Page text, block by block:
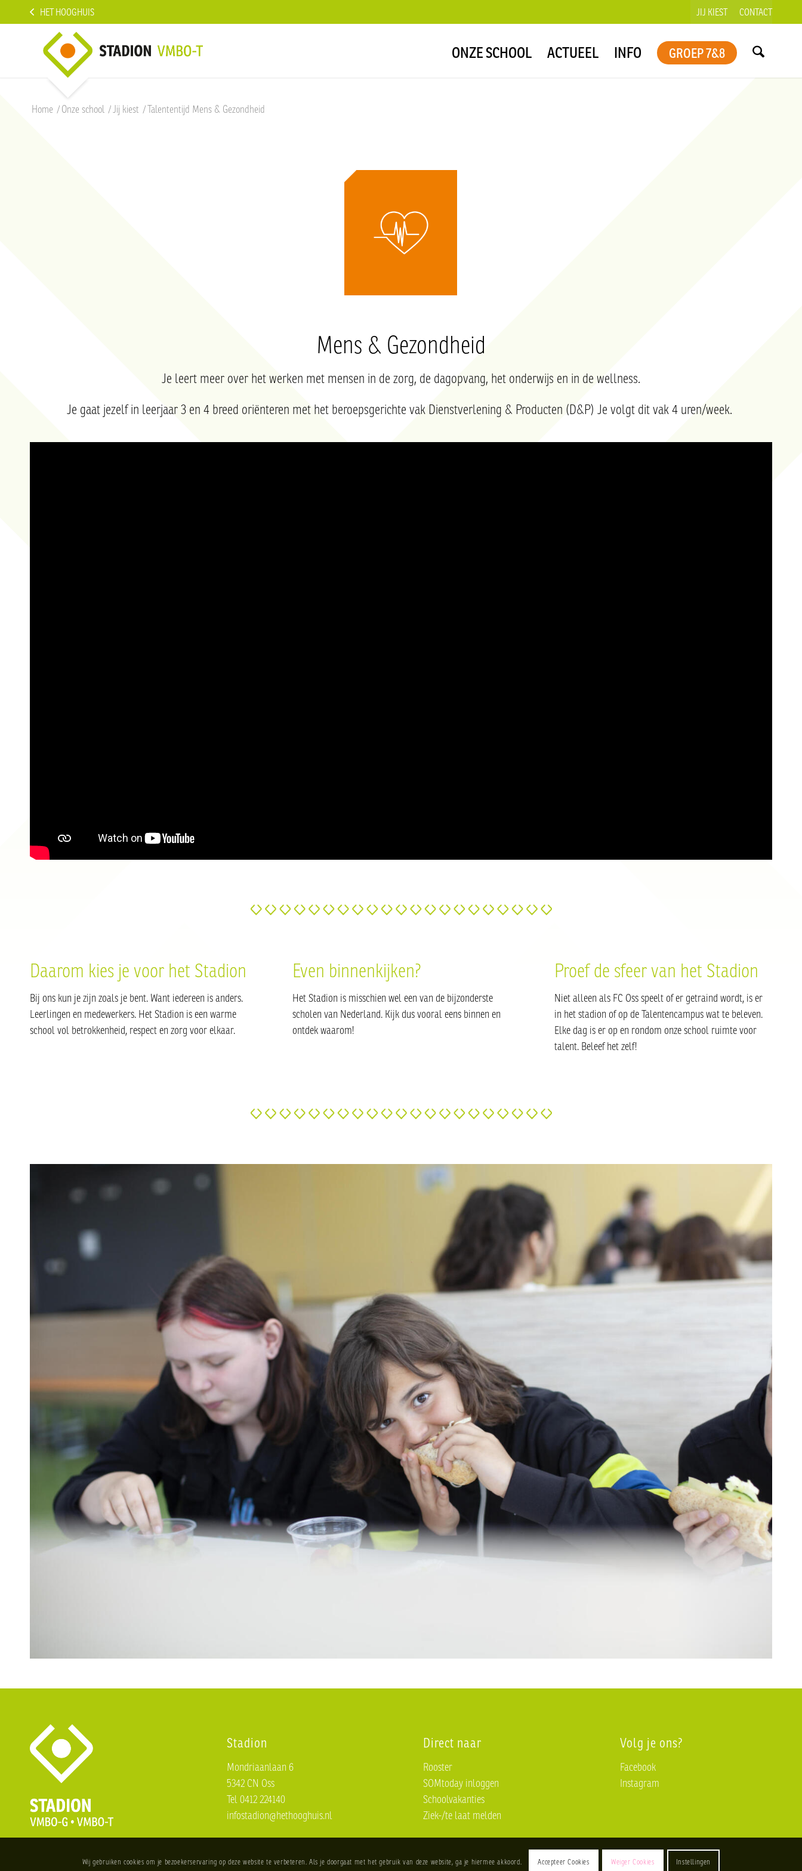
JIJ KIEST CONTACT
HET HOOGHUIS
ONZE SCHOOL ACTUEEL INFO GROEP 7&8
Home /Onze school /Jij kiest /Talententijd Mens & Gezondheid
Mens & Gezondheid
Je leert meer over het werken met mensen in de zorg, de dagopvang, het onderwijs en in de wellness.
Je gaat jezelf in leerjaar 3 en 4 breed oriënteren met het beroepsgerichte vak Dienstverlening & Producten (D&P) Je volgt dit vak 4 uren/week.
Daarom kies je voor het Stadion
Bij ons kun je zijn zoals je bent. Want iedereen is anders.
Leerlingen en medewerkers. Het Stadion is een warme
school vol betrokkenheid, respect en zorg voor elkaar.
Even binnenkijken?
Het Stadion is misschien wel een van de bijzonderste
scholen van Nederland. Kijk dus vooral eens binnen en
ontdek waarom!
Proef de sfeer van het Stadion
Niet alleen als FC Oss speelt of er getraind wordt, is er
in het stadion of op de Talentencampus wat te beleven.
Elke dag is er op en rondom onze school ruimte voor
talent. Beleef het zelf!
Stadion
Mondriaanlaan 6
5342 CN Oss
Tel 0412 224140
infostadion@hethooghuis.nl
Direct naar
Rooster
SOMtoday inloggen
Schoolvakanties
Ziek-/te laat melden
Volg je ons?
Facebook
Instagram
Wij gebruiken cookies om je bezoekerservaring op deze website te verbeteren. Als je doorgaat met het gebruik van deze website, ga je hiermee akkoord. Accepteer Cookies Weiger Cookies Instellingen